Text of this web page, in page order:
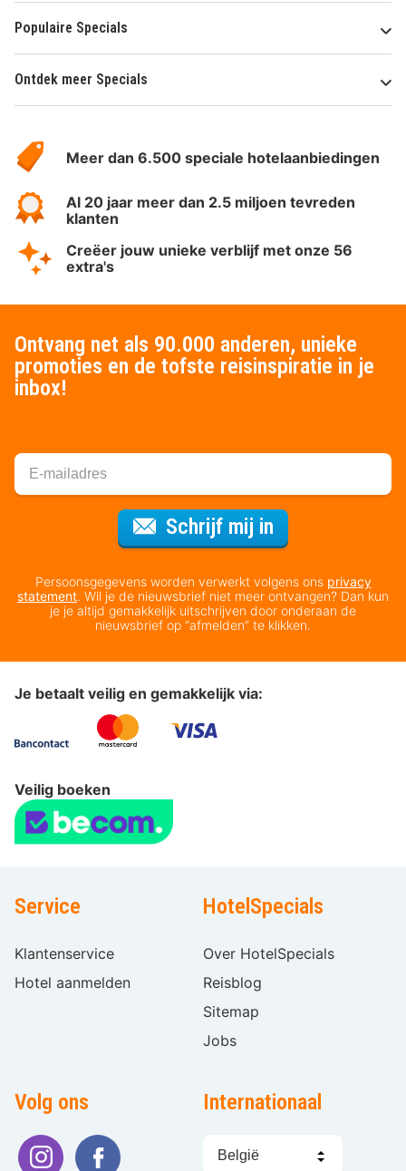
Populaire Specials
Ontdek meer Specials
HotelSpecials
Meer dan 6.500 speciale hotelaanbiedingen
Al 20 jaar meer dan 2.5 miljoen tevreden
klanten
Creëer jouw unieke verblijf met onze 56
extra's
Ontvang net als 90.000 anderen, unieke
promoties en de tofste reisinspiratie in je
inbox!
Schrijf mij in
Persoonsgegevens worden verwerkt volgens ons privacy
statement. Wil je de nieuwsbrief niet meer ontvangen? Dan kun
je je altijd gemakkelijk uitschrijven door onderaan de
nieuwsbrief op “afmelden” te klikken.
Je betaalt veilig en gemakkelijk via:
Veilig boeken
Service
Klantenservice
Hotel aanmelden
HotelSpecials
Over HotelSpecials
Reisblog
Sitemap
Jobs
Volg ons Internationaal
kiezen